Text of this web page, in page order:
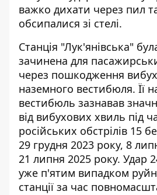
важко дихати через пил
обсипалися зі стелі.
Станція "Лук'янівська"
зачинена для
через пошкодження
наземного вестибюля. Її
вестибюль зазнавав
від вибухових хвиль під
російських обстрілів 15
29 грудня 2023 року, 8
21 липня 2025 року. Удар
уже п'ятим випадком
станції за час